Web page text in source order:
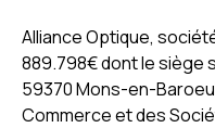
Alliance Optique,
889.798€ dont le siège
59370 Mons-en-
Commerce et des